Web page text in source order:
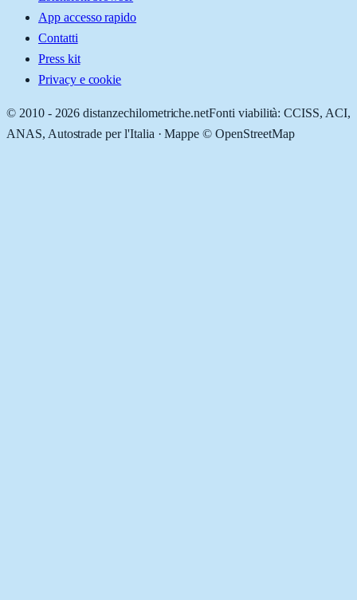
App accesso rapido
Contatti
Press kit
Privacy e cookie
© 2010 - 2026 distanzechilometriche.netFonti viabilità: CCISS, ACI,
ANAS, Autostrade per l'Italia · Mappe © OpenStreetMap